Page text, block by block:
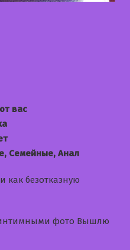
вас
Семейные, Анал
как безотказную
фото Вышлю